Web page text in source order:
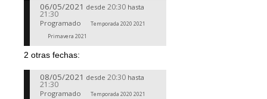
06/05/2021 desde 20:30 hasta
21:30
Programado
Temporada 2020 2021
Primavera 2021
2 otras fechas:
08/05/2021 desde 20:30 hasta
21:30
Programado
Temporada 2020 2021